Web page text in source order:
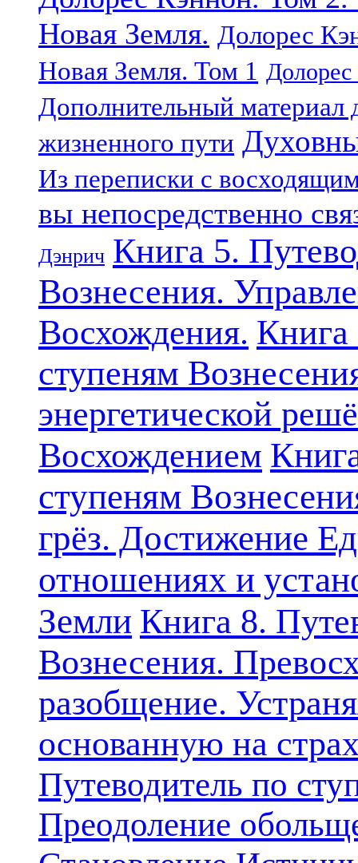
Новая Земля. Долорес
Новая Земля. Том 1
Дополнительный материал
жизненного пути
Из переписки с
вы непосредственно
Дэнрич Книга 5.
Вознесения.
Восхождения. Книга
ступеням
энергетической
Восхождением
ступеням
грёз. Достижение
отношениях и
Земли Книга 8.
Вознесения.
разобщение.
основанную на
Путеводитель по
Преодоление